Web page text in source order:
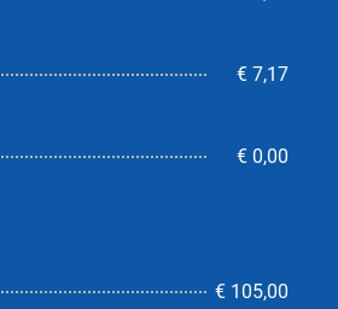
€ 7,17
€ 0,00
€ 105,00